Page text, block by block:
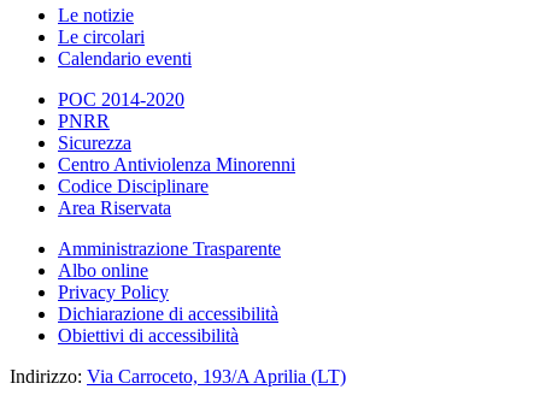
Le notizie
Le circolari
Calendario eventi
POC 2014-2020
PNRR
Sicurezza
Centro Antiviolenza Minorenni
Codice Disciplinare
Area Riservata
Amministrazione Trasparente
Albo online
Privacy Policy
Dichiarazione di accessibilità
Obiettivi di accessibilità
Indirizzo: Via Carroceto, 193/A Aprilia (LT)